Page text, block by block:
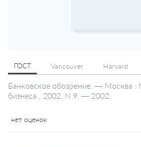
ГОСТ Vancouver Harvard
Банковское обозрение. — Москва :
бизнеса , 2002, N 9. — 2002.
нет оценок